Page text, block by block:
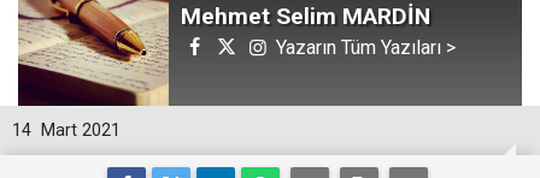
Mehmet Selim MARDİN
Yazarın Tüm Yazıları >
14 Mart 2021